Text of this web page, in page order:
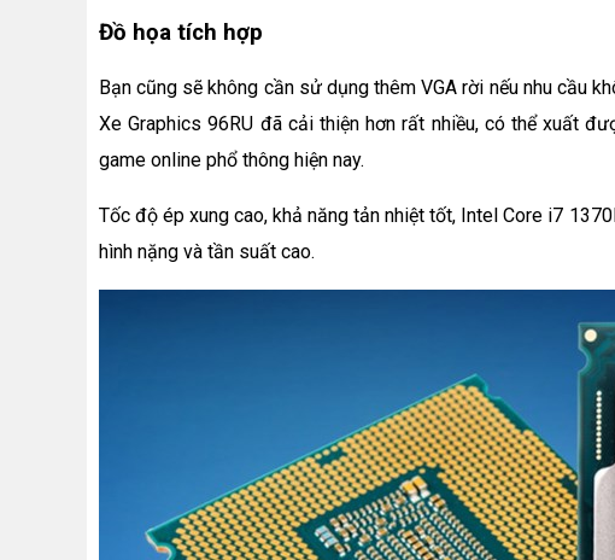
Đồ họa tích hợp
Bạn cũng sẽ không cần sử dụng thêm VGA rời nếu nhu cầu
Xe Graphics 96RU đã cải thiện hơn rất nhiều, có thể xuất
game online phổ thông hiện nay.
Tốc độ ép xung cao, khả năng tản nhiệt tốt, Intel Core i7
hình nặng và tần suất cao.